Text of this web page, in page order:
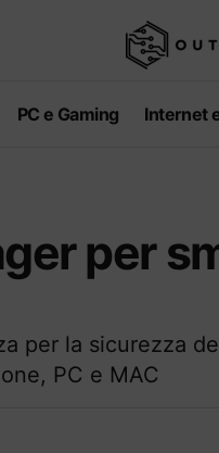
PC e Gaming Internet
per
per la sicurezza
PC e MAC